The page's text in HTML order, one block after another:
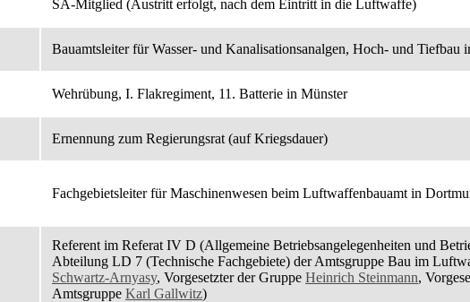
SA-Mitglied (Austritt erfolgt, nach dem Eintritt in die Luftwaffe)
Bauamtsleiter für Wasser- und Kanalisationsanalgen, Hoch- und
Wehrübung, I. Flakregiment, 11. Batterie in Münster
Ernennung zum Regierungsrat (auf Kriegsdauer)
Fachgebietsleiter für Maschinenwesen beim Luftwaffenbauamt in
Referent im Referat IV D (Allgemeine Betriebsangelegenheiten und
Abteilung LD 7 (Technische Fachgebiete) der Amtsgruppe Bau im
Schwartz-Arnyasy, Vorgesetzter der Gruppe Heinrich Steinmann,
Amtsgruppe Karl Gallwitz)